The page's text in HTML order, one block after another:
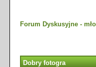
Forum Dyskusyjne -
Dobry fotogra